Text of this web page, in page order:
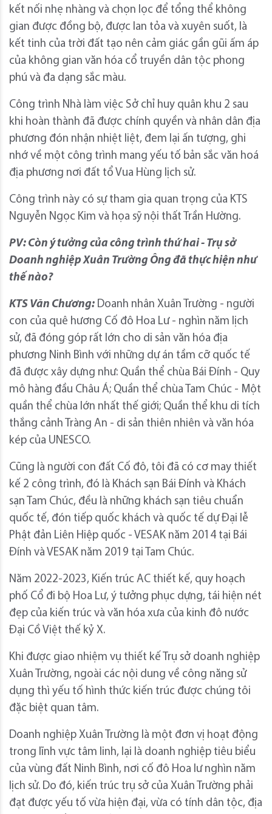
kết nối nhẹ nhàng và chọn lọc để tổng thể không
gian được đồng bộ, được lan tỏa và xuyên suốt, là
kết tinh của trời đất tạo nên cảm giác gần gũi ấm áp
của không gian văn hóa cổ truyền dân tộc phong
phú và đa dạng sắc màu.
Công trình Nhà làm việc Sở chỉ huy quân khu 2 sau
khi hoàn thành đã được chính quyền và nhân dân địa
phương đón nhận nhiệt liệt, đem lại ấn tượng, ghi
nhớ về một công trình mang yếu tố bản sắc văn hoá
địa phương nơi đất tổ Vua Hùng lịch sử.
Công trình này có sự tham gia quan trọng của KTS
Nguyễn Ngọc Kim và họa sỹ nội thất Trần Hường.
PV: Còn ý tưởng của công trình thứ hai - Trụ sở
Doanh nghiệp Xuân Trường Ông đã thực hiện như
thế nào?
KTS Văn Chương: Doanh nhân Xuân Trường - người
con của quê hương Cố đô Hoa Lư - nghìn năm lịch
sử, đã đóng góp rất lớn cho di sản văn hóa địa
phương Ninh Bình với những dự án tầm cỡ quốc tế
đã được xây dựng như: Quần thể chùa Bái Đính - Quy
mô hàng đầu Châu Á; Quần thể chùa Tam Chúc - Một
quần thể chùa lớn nhất thế giới; Quần thể khu di tích
thắng cảnh Tràng An - di sản thiên nhiên và văn hóa
kép của UNESCO.
Cũng là người con đất Cố đô, tôi đã có cơ may thiết
kế 2 công trình, đó là Khách sạn Bái Đính và Khách
sạn Tam Chúc, đều là những khách sạn tiêu chuẩn
quốc tế, đón tiếp quốc khách và quốc tế dự Đại lễ
Phật đản Liên Hiệp quốc - VESAK năm 2014 tại Bái
Đính và VESAK năm 2019 tại Tam Chúc.
Năm 2022-2023, Kiến trúc AC thiết kế, quy hoạch
phố Cổ đi bộ Hoa Lư, ý tưởng phục dựng, tái hiện nét
đẹp của kiến trúc và văn hóa xưa của kinh đô nước
Đại Cồ Việt thế kỷ X.
Khi được giao nhiệm vụ thiết kế Trụ sở doanh nghiệp
Xuân Trường, ngoài các nội dung về công năng sử
dụng thì yếu tố hình thức kiến trúc được chúng tôi
đặc biệt quan tâm.
Doanh nghiệp Xuân Trường là một đơn vị hoạt động
trong lĩnh vực tâm linh, lại là doanh nghiệp tiêu biểu
của vùng đất Ninh Bình, nơi cố đô Hoa lư nghìn năm
lịch sử. Do đó, kiến trúc trụ sở của Xuân Trường phải
đạt được yếu tố vừa hiện đại, vừa có tính dân tộc, địa